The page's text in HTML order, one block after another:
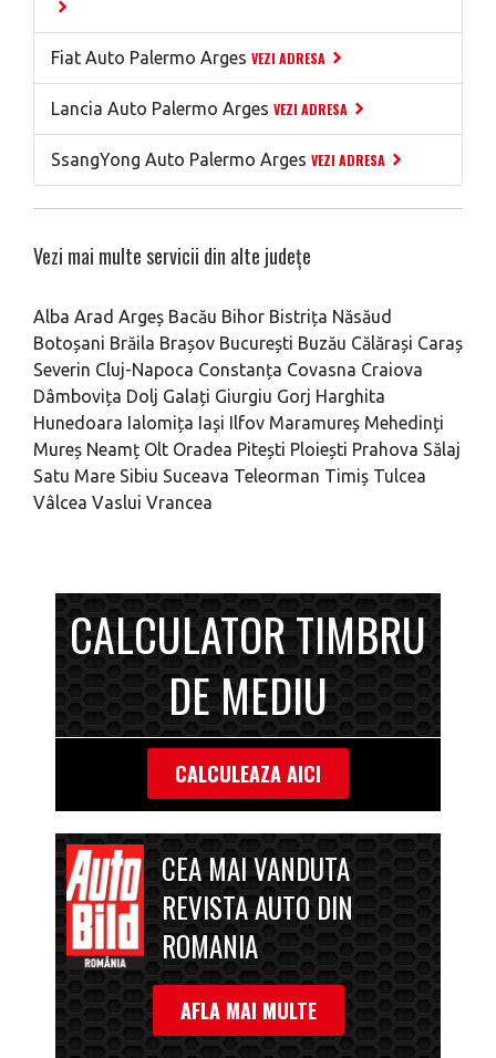
Fiat Auto Palermo Arges VEZI ADRESA
Lancia Auto Palermo Arges VEZI ADRESA
SsangYong Auto Palermo Arges VEZI ADRESA
Vezi mai multe servicii din alte județe
Alba Arad Argeș Bacău Bihor Bistrița Năsăud
Botoșani Brăila Brașov București Buzău Călărași Caraș
Severin Cluj-Napoca Constanța Covasna Craiova
Dâmbovița Dolj Galați Giurgiu Gorj Harghita
Hunedoara Ialomița Iași Ilfov Maramureș Mehedinți
Mureș Neamț Olt Oradea Pitești Ploiești Prahova Sălaj
Satu Mare Sibiu Suceava Teleorman Timiș Tulcea
Vâlcea Vaslui Vrancea
CALCULATOR TIMBRU
DE MEDIU
CALCULEAZA AICI
CEA MAI VANDUTA
REVISTA AUTO DIN
ROMANIA
AFLA MAI MULTE